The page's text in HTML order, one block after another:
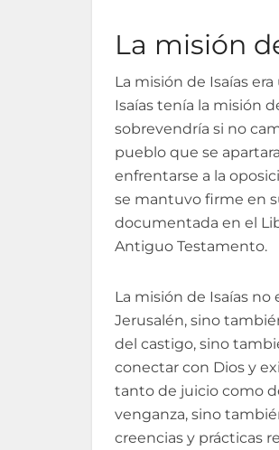
La misión
La misión de Isaías
Isaías tenía la misión
sobrevendría si no
pueblo que se
enfrentarse a la
se mantuvo firme en
documentada en el
Antiguo Testamento.
La misión de Isaías no
Jerusalén, sino
del castigo, sino
conectar con Dios y
tanto de juicio como
venganza, sino
creencias y prácticas